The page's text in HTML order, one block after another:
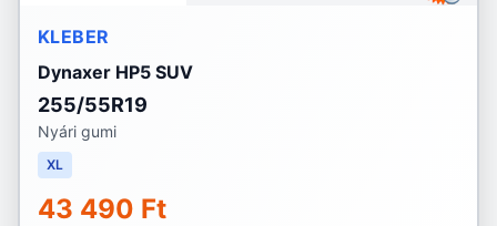
KLEBER
Dynaxer HP5 SUV
255/55R19
Nyári gumi
XL
43 490 Ft